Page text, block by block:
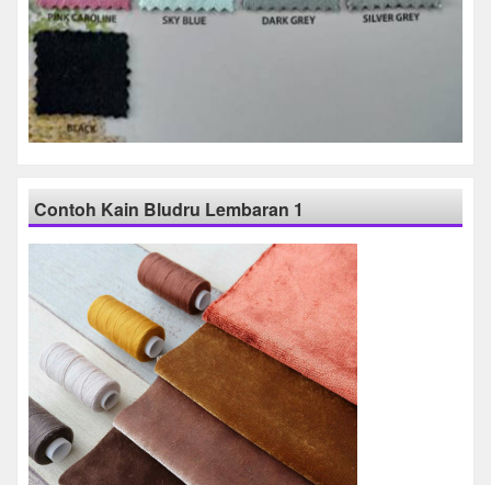
Contoh Kain Bludru Lembaran 1